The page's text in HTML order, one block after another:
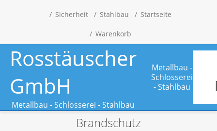
Sicherheit Stahlbau Startseite
Warenkorb
Rosstäuscher
GmbH
Metallbau - Schlosserei - Stahlbau
Metallbau -
Schlosserei
- Stahlbau
Brandschutz